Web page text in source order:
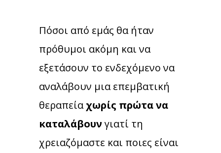
Πόσοι από εμάς θα ήταν
πρόθυμοι ακόμη και να
εξετάσουν το ενδεχόμενο να
αναλάβουν μια επεμβατική
θεραπείαχωρίς πρώτα να
καταλάβουνγιατί τη
χρειαζόμαστε και ποιες είναι